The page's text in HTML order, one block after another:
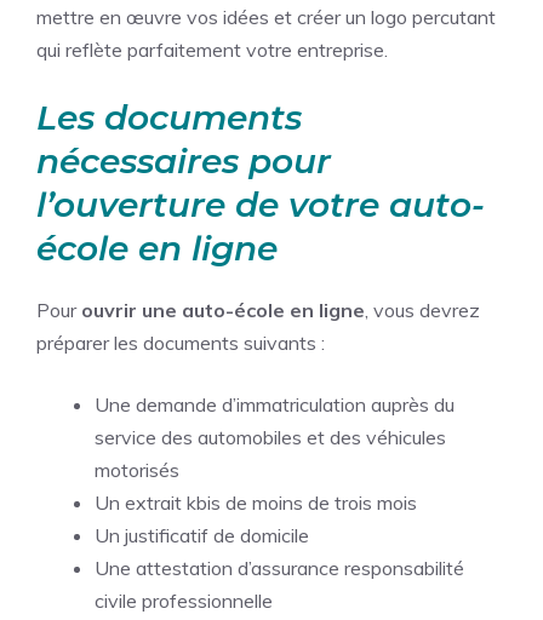
mettre en œuvre vos idées et créer un logo percutant
qui reflète parfaitement votre entreprise.
Les documents
nécessaires pour
l’ouverture de votre auto-
école en ligne
Pour ouvrir une auto-école en ligne, vous devrez
préparer les documents suivants :
Une demande d’immatriculation auprès du
service des automobiles et des véhicules
motorisés
Un extrait kbis de moins de trois mois
Un justificatif de domicile
Une attestation d’assurance responsabilité
civile professionnelle